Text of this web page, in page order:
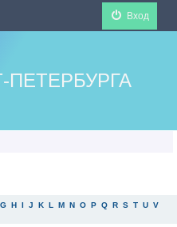
Вход
G H I J K L M N O P Q R S T U V